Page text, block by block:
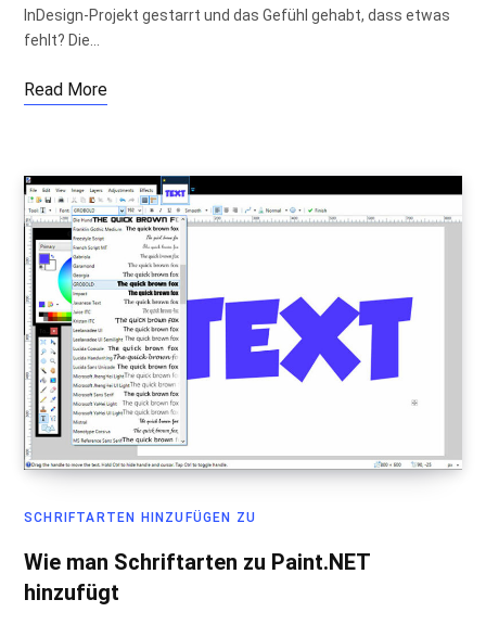
InDesign-Projekt gestarrt und das Gefühl gehabt, dass etwas
fehlt? Die…
Read More
SCHRIFTARTEN HINZUFÜGEN ZU
Wie man Schriftarten zu Paint.NET
hinzufügt